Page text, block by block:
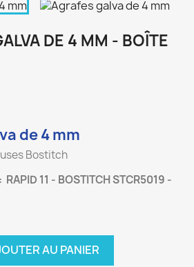
DE 4 MM - BOÎTE
de 4 mm
Bostitch
RAPID 11 - BOSTITCH STCR5019 -
AU PANIER